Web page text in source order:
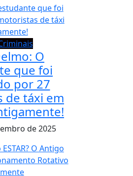
O
que foi
por 27
de táxi em
de 2025